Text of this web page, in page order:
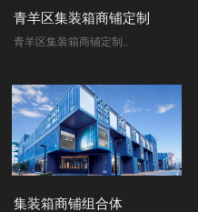
青羊区集装箱商铺定制
青羊区集装箱商铺定制..
集装箱商铺组合体